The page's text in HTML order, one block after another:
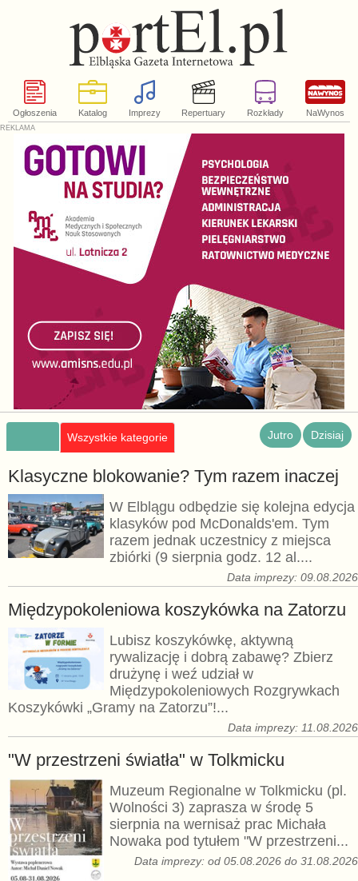
Ogłoszenia Katalog Imprezy Repertuary Rozkłady NaWynos
Wszystkie kategorie Dzisiaj
Jutro
Klasyczne blokowanie? Tym razem inaczej
W Elblągu odbędzie się kolejna edycja
klasyków pod McDonalds'em. Tym
razem jednak uczestnicy z miejsca
zbiórki (9 sierpnia godz. 12 al....
Data imprezy: 09.08.2026
Międzypokoleniowa koszykówka na Zatorzu
Lubisz koszykówkę, aktywną
rywalizację i dobrą zabawę? Zbierz
drużynę i weź udział w
Międzypokoleniowych Rozgrywkach
Koszykówki „Gramy na Zatorzu”!...
Data imprezy: 11.08.2026
"W przestrzeni światła" w Tolkmicku
Muzeum Regionalne w Tolkmicku (pl.
Wolności 3) zaprasza w środę 5
sierpnia na wernisaż prac Michała
Nowaka pod tytułem "W przestrzeni...
Data imprezy: od 05.08.2026 do 31.08.2026